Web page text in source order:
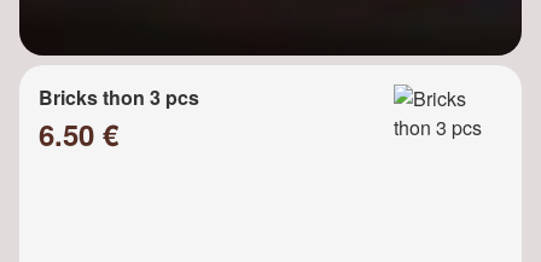
Bricks thon 3 pcs
6.50 €